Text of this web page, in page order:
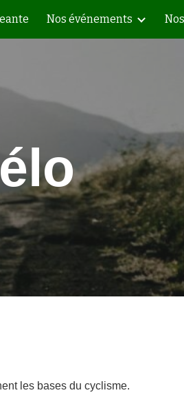
navigationNos événements
les bases du cyclisme.